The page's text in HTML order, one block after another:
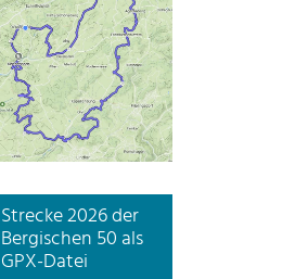
Strecke 2026 der
Bergischen 50 als
GPX-Datei